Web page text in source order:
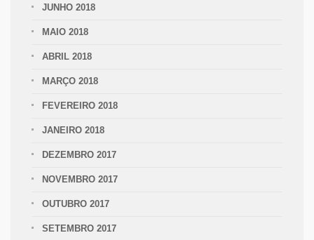
JUNHO 2018
MAIO 2018
ABRIL 2018
MARÇO 2018
FEVEREIRO 2018
JANEIRO 2018
DEZEMBRO 2017
NOVEMBRO 2017
OUTUBRO 2017
SETEMBRO 2017